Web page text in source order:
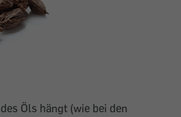
Öls hängt (wie bei den